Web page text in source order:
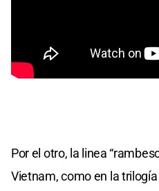
Por el otro, la linea
Vietnam, como en la